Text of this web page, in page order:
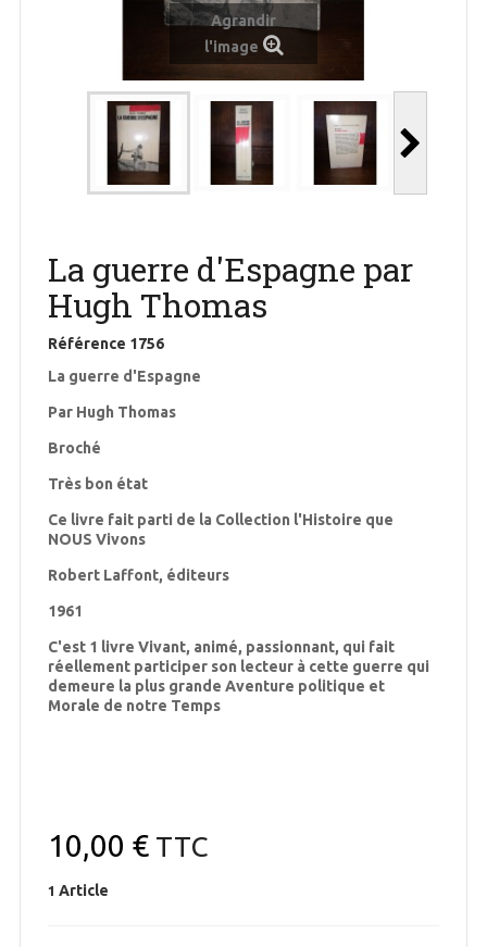
Agrandir
l'image
La guerre d'Espagne par
Hugh Thomas
Référence 1756
La guerre d'Espagne
Par Hugh Thomas
Broché
Très bon état
Ce livre fait parti de la Collection l'Histoire que
NOUS Vivons
Robert Laffont, éditeurs
1961
C'est 1 livre Vivant, animé, passionnant, qui fait
réellement participer son lecteur à cette guerre qui
demeure la plus grande Aventure politique et
Morale de notre Temps
10,00 €TTC
1 Article